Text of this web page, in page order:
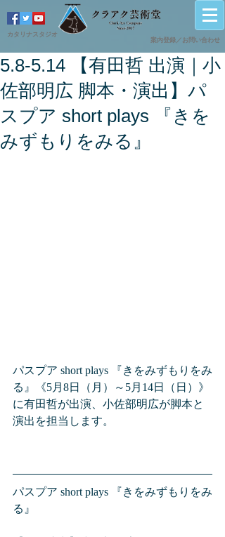
案内登録／ ​お問い合わせ
カタリナスタジオ
5.8-5.14 【有田哲 出演｜小
佐部明広 脚本・演出】パ
スプア short plays 『きを
みずもりをみる』
パスプア short plays 『きをみずもりをみ
る』《5月8日（月）～5月14日（日）》
に有田哲が出演、小佐部明広が脚本と
演出を担当します。
パスプア short plays 『きをみずもりをみ
る』